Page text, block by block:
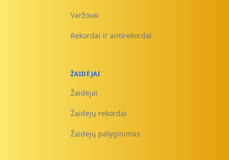
Varžovai
Rekordai ir antirekordai
ŽAIDĖJAI
Žaidėjai
Žaidėjų rekordai
Žaidėjų palyginimas